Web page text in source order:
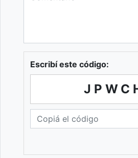
Escribí este código: